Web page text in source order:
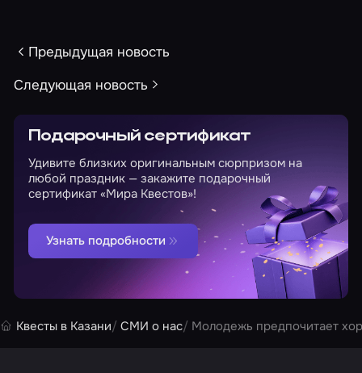
Предыдущая новость
Следующая новость
Подарочный сертификат
Удивите близких оригинальным сюрпризом на
любой праздник — закажите подарочный
сертификат «Мира Квестов»!
Узнать подробности
Квесты в Казани СМИ о нас Молодежь предпочитает